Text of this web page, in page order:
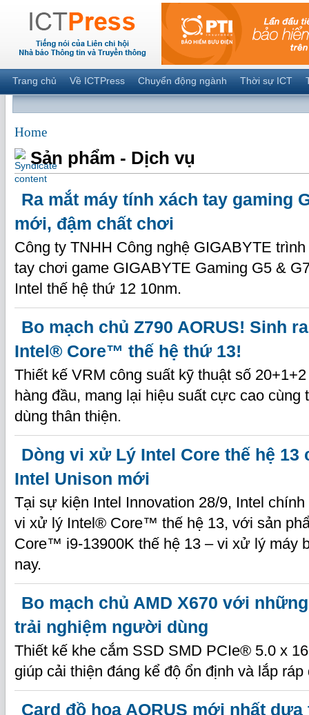
Trang chủ Về ICTPress Chuyển động ngành Thời sự ICT
Home
Sản phẩm - Dịch vụ
Ra mắt máy tính xách tay gaming
mới, đậm chất chơi
Công ty TNHH Công nghệ GIGABYTE
tay chơi game GIGABYTE Gaming G5 &
Intel thế hệ thứ 12 10nm.
Bo mạch chủ Z790 AORUS! Sinh
Intel® Core™ thế hệ thứ 13!
Thiết kế VRM công suất kỹ thuật số
hàng đầu, mang lại hiệu suất cực cao cùng
dùng thân thiện.
Dòng vi xử Lý Intel Core thế hệ 13
Intel Unison mới
Tại sự kiện Intel Innovation 28/9, Intel
vi xử lý Intel® Core™ thế hệ 13, với sản
Core™ i9-13900K thế hệ 13 – vi xử lý máy
nay.
Bo mạch chủ AMD X670 với
trải nghiệm người dùng
Thiết kế khe cắm SSD SMD PCIe® 5.0 x
giúp cải thiện đáng kể độ ổn định và lắp
Card đồ họa AORUS mới nhất dựa